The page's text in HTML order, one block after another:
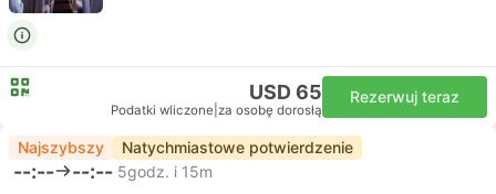
USD 65
Podatki wliczone za osobę dorosłą
Rezerwuj teraz
Najszybszy Natychmiastowe potwierdzenie
--:-- --:-- 5godz. i 15m